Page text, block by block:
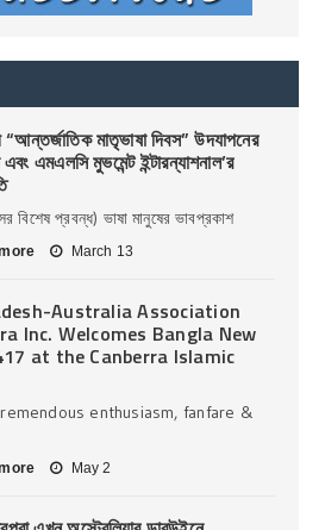
“আন্তর্জাতিক মাতৃভাষা দিবস” উদযাপনের
এমএলসি মুভমেন্ট ইন্টারন্যাশনাল’র
বিশেষ প্রবন্ধ) ভাষা মানুষের ভাবপ্রকাশ
March 13
Australia Association
Inc. Welcomes Bangla New
at the Canberra Islamic
enthusiasm, fanfare &
May 2